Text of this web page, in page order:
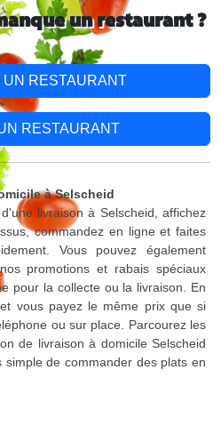
un restaurant ?
UN RESTAURANT
RESTAURANT
à Selscheid
livraison à Selscheid, affichez
commandez en ligne et faites
Vous pouvez également
promotions et rabais spéciaux
pour la collecte ou la livraison. En
vous payez le même prix que si
ou sur place. Parcourez les
de livraison à domicile Selscheid
de commander des plats en